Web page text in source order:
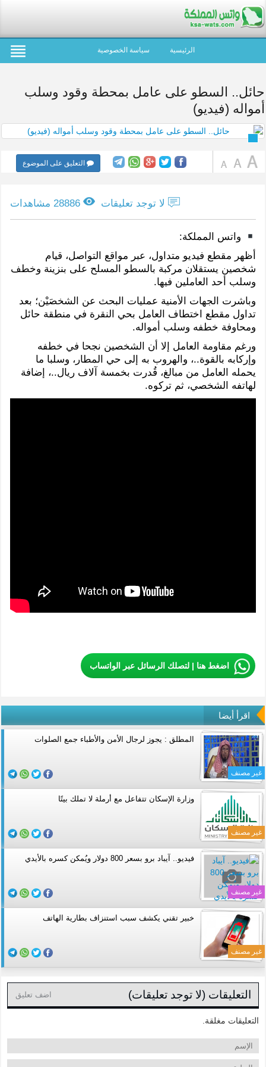
الرئيسية سياسة الخصوصية
حائل.. السطو على عامل بمحطة وقود وسلب
أمواله (فيديو)
التعليق على الموضوع
لا توجد تعليقات 28886 مشاهدات
واتس المملكة:
أظهر مقطع فيديو متداول، عبر مواقع التواصل، قيام
شخصين يستقلان مركبة بالسطو المسلح على بنزينة وخطف
وسلب أحد العاملين فيها.
وباشرت الجهات الأمنية عمليات البحث عن الشخصَيْن؛ بعد
تداول مقطع اختطاف العامل بحي النقرة في منطقة حائل
ومحاوفة خطفه وسلب أمواله.
ورغم مقاومة العامل إلا أن الشخصين نجحا في خطفه
وإركابه بالقوة..، والهروب به إلى حي المطار، وسلبا ما
يحمله العامل من مبالغ، قُدرت بخمسة آلاف ريال..، إضافة
لهاتفه الشخصي، ثم تركوه.
اضغط هنا | لتصلك الرسائل عبر الواتساب
اقرأ أيضا
غير مصنف
المطلق : يجوز لرجال الأمن والأطباء جمع الصلوات
غير مصنف
وزارة الإسكان تتفاعل مع أرملة لا تملك بيتًا
غير مصنف
فيديو.. آيباد برو بسعر 800 دولار ويُمكن كسره بالأيدي
غير مصنف
خبير تقني يكشف سبب استنزاف بطارية الهاتف
التعليقات (لا توجد تعليقات) اضف تعليق
التعليقات مغلقة.